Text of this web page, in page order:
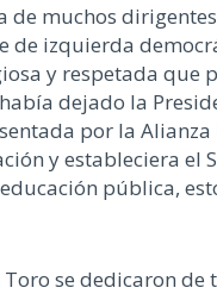
muchos
de izquierda
y respetada que
dejado la
por la
y estableciera el
pública,
se dedicaron